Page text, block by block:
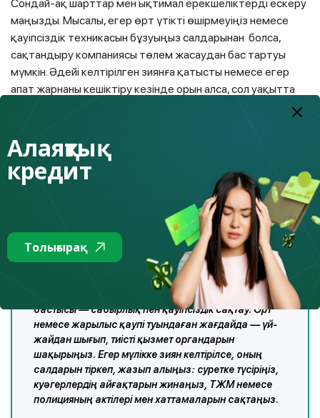
Сондай-ақ шарттар мен ықтимал ерекшеліктерді ескеру
маңызды. Мысалы, егер өрт үтікті өшірмеуіңіз немесе
қауіпсіздік техникасын бұзуыңыз салдарынан болса,
сақтандыру компаниясы төлем жасаудан бас тартуы
мүмкін. Әдейі келтірілген зиянға қатысты немесе егер
апат жарнаны кешіктіру кезінде орын алса, сол уақытта
сақтандыру оқиғасы басталған кезде өзіңіз төлейтін
сома. Ол тұрақты немесе шығынға қатысты пайызбен
болуы мүмкін. Франшизаның болуы полис құнын
төмендетуге мүмкіндік береді, бірақ оны мардымсыз
зиян келтірген жағдайда тиімсіз етеді.
Төтенше жағдай орын алса не істеу қажет?
Төтенше жағдай орын алғанда, бірінші және ең
бастысы — сабырлық пен қауіпсіздік сақтау. Өрт
немесе жарылыс қаупі туындаған жағдайда — үй-
жайдан шығып, тиісті қызмет органдарын
шақырыңыз. Егер мүлікке зиян келтірілсе, оның
салдарын тіркеп, жазып алыңыз: суретке түсіріңіз,
куәгерлердің айғақтарын жинаңыз, ТЖМ немесе
полицияның актілері мен хаттамаларын сақтаңыз.
Алаяқтық
кредит
Толығырақ